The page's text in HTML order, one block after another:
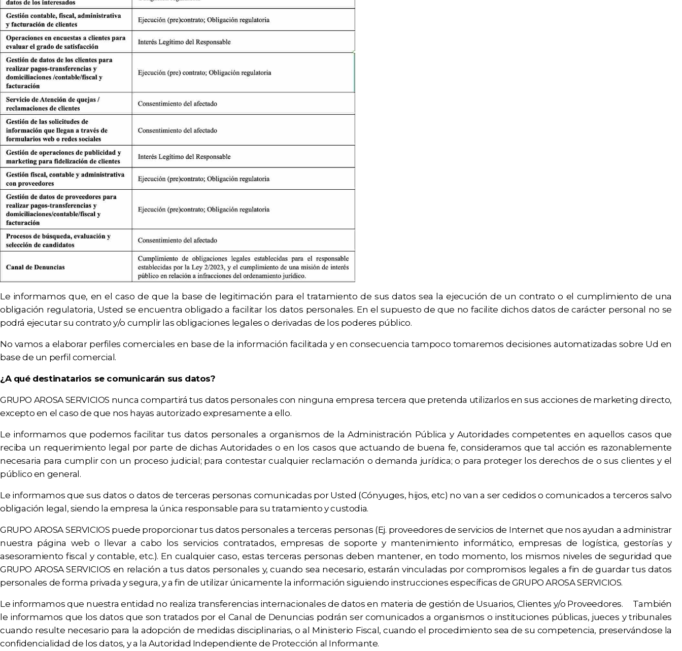
Le informamos que, en el caso de que la base de legitimación para el tratamiento de sus datos sea la ejecución de un contrato o el cumplimiento de una
obligación regulatoria, Usted se encuentra obligado a facilitar los datos personales. En el supuesto de que no facilite dichos datos de carácter personal no se
podrá ejecutar su contrato y/o cumplir las obligaciones legales o derivadas de los poderes público.
No vamos a elaborar perfiles comerciales en base de la información facilitada y en consecuencia tampoco tomaremos decisiones automatizadas sobre Ud en
base de un perfil comercial.
¿A qué destinatarios se comunicarán sus datos?
GRUPO AROSA SERVICIOS nunca compartirá tus datos personales con ninguna empresa tercera que pretenda utilizarlos en sus acciones de marketing directo,
excepto en el caso de que nos hayas autorizado expresamente a ello.
Le informamos que podemos facilitar tus datos personales a organismos de la Administración Pública y Autoridades competentes en aquellos casos que
reciba un requerimiento legal por parte de dichas Autoridades o en los casos que actuando de buena fe, consideramos que tal acción es razonablemente
necesaria para cumplir con un proceso judicial; para contestar cualquier reclamación o demanda jurídica; o para proteger los derechos de o sus clientes y el
público en general.
Le informamos que sus datos o datos de terceras personas comunicadas por Usted (Cónyuges, hijos, etc) no van a ser cedidos o comunicados a terceros salvo
obligación legal, siendo la empresa la única responsable para su tratamiento y custodia.
GRUPO AROSA SERVICIOS puede proporcionar tus datos personales a terceras personas (Ej. proveedores de servicios de Internet que nos ayudan a administrar
nuestra página web o llevar a cabo los servicios contratados, empresas de soporte y mantenimiento informático, empresas de logística, gestorías y
asesoramiento fiscal y contable, etc.). En cualquier caso, estas terceras personas deben mantener, en todo momento, los mismos niveles de seguridad que
GRUPO AROSA SERVICIOS en relación a tus datos personales y, cuando sea necesario, estarán vinculadas por compromisos legales a fin de guardar tus datos
personales de forma privada y segura, y a fin de utilizar únicamente la información siguiendo instrucciones específicas de GRUPO AROSA SERVICIOS.
Le informamos que nuestra entidad no realiza transferencias internacionales de datos en materia de gestión de Usuarios, Clientes y/o Proveedores. También
le informamos que los datos que son tratados por el Canal de Denuncias podrán ser comunicados a organismos o instituciones públicas, jueces y tribunales
cuando resulte necesario para la adopción de medidas disciplinarias, o al Ministerio Fiscal, cuando el procedimiento sea de su competencia, preservándose la
confidencialidad de los datos, y a la Autoridad Independiente de Protección al Informante.